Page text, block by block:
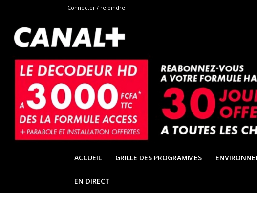
Connecter / rejoindre
ACCUEIL GRILLE DES PROGRAMMES
EN DIRECT